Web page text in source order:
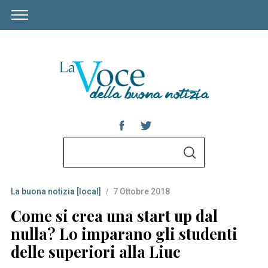
r
c
h
f
o
S
La buona notizia [local] 7 Ottobre 2018
Come si crea una start up dal
nulla? Lo imparano gli studenti
delle superiori alla Liuc